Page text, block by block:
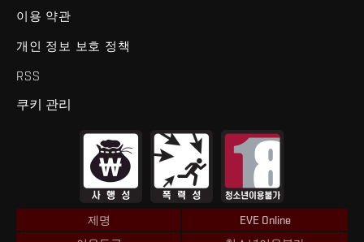
이용 약관
개인 정보 보호 정책
RSS
쿠키 관리
제명
EVE Online